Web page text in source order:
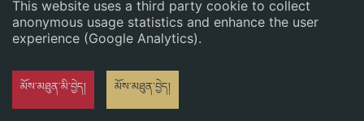
This website uses a third party cookie to collect
anonymous usage statistics and enhance the user
experience (Google Analytics).
མོས་མཐུན་མི་བྱེད། མོས་མཐུན་བྱེད།